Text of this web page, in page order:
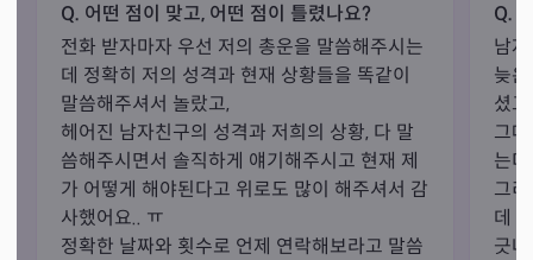
Q. 어떤 점이 맞고, 어떤 점이 틀렸나요?
전화 받자마자 우선 저의 총운을 말씀해주시는
데 정확히 저의 성격과 현재 상황들을 똑같이
말씀해주셔서 놀랐고,
헤어진 남자친구의 성격과 저희의 상황, 다 말
씀해주시면서 솔직하게 얘기해주시고 현재 제
가 어떻게 해야된다고 위로도 많이 해주셔서 감
사했어요.. ㅠ
정확한 날짜와 횟수로 언제 연락해보라고 말씀
Q.
남
늦
셨고
그
는
그
데ᆢ
긋